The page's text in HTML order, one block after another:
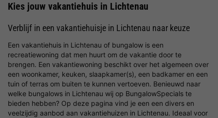
Kies jouw vakantiehuis in Lichtenau
Verblijf in een vakantiehuisje in Lichtenau naar keuze
Een vakantiehuis in Lichtenau of bungalow is een
recreatiewoning dat men huurt om de vakantie door te
brengen. Een vakantiewoning beschikt over het algemeen over
een woonkamer, keuken, slaapkamer(s), een badkamer en een
tuin of terras om buiten te kunnen vertoeven. Benieuwd naar
welke bungalows in Lichtenau wij op BungalowSpecials te
bieden hebben? Op deze pagina vind je een een divers en
veelzijdig aanbod aan vakantiehuizen in Lichtenau. Ideaal voor